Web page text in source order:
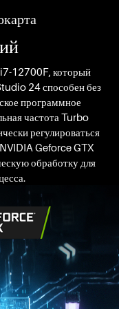
12700F, который
24 способен без
программное
частота Turbo
регулироваться
NVIDIA Geforce GTX
обработку для